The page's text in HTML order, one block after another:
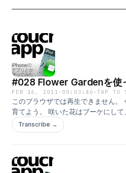
#028 Flower Gardenを使
FEB 16, 2011 · 00:03:46 ·TAP TO
このブラウザでは再生できません。
育てよう。 咲いた花はブーケにし
リ：ゲーム] [バージョン：2.81] [価
ーで見る]
Transcribe →